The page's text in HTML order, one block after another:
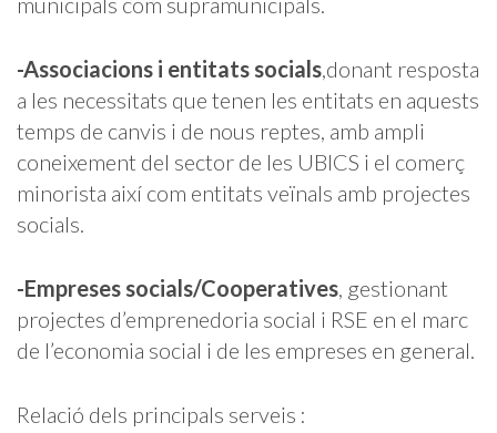
-Associacions i entitats socials,donant resposta
a les necessitats que tenen les entitats en aquests
temps de canvis i de nous reptes, amb ampli
coneixement del sector de les UBICS i el comerç
minorista així com entitats veïnals amb projectes
socials.
-Empreses socials/Cooperatives, gestionant
projectes d’emprenedoria social i RSE en el marc
de l’economia social i de les empreses en general.
Relació dels principals serveis :